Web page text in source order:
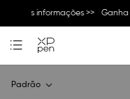
Mais informações >> Ganha
Padrão